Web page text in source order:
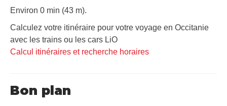
Environ 0 min (43 m).
Calculez votre itinéraire pour votre voyage en Occitanie
avec les trains ou les cars LiO
Calcul itinéraires et recherche horaires
Bon plan